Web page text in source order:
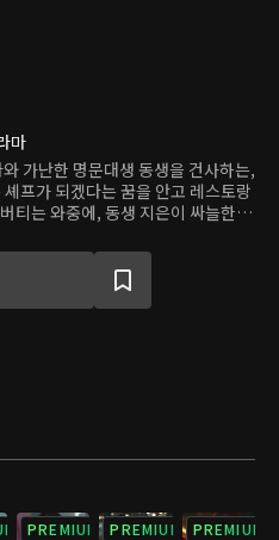
마
가난한 명문대생 동생을 건사하는,
프가 되겠다는 꿈을 안고 레스토랑
티는 와중에, 동생 지은이 싸늘한 시
난다. 하루하루 버티며 동생의 죽음
현의 앞에 재벌 2세 수호가 나타난
이 하는 일을 돕는 듯하지만, 지현
PREMIUM PREMIUM PREMIUM